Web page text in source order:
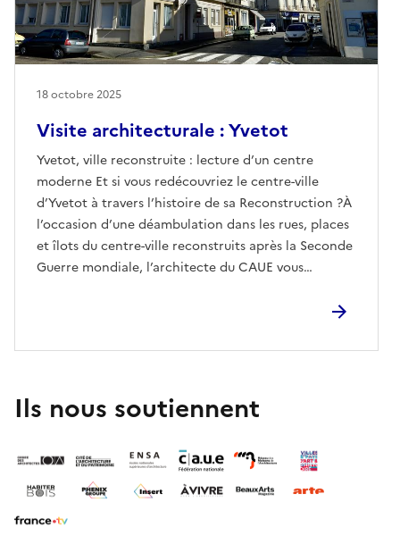
Visite architecturale : Yvetot
Yvetot, ville reconstruite : lecture d’un centre
moderne Et si vous redécouvriez le centre-ville
d’Yvetot à travers l’histoire de sa Reconstruction ?À
l’occasion d’une déambulation dans les rues, places
et îlots du centre-ville reconstruits après la Seconde
Guerre mondiale, l’architecte du CAUE vous
la ville disparue et décryptage des choix
visite révélera comment Yvetot s’est réinventée dans
un esprit de modernité ; comment la ville et ses
alors à un mode de vie « moderne », fonctionnaliste
? Vous venez avec des enfants ?Précisez-le au
moment de votre inscription : un livret d’activités
leur sera remis.Réserver
18 octobre 2025
Ils nous soutiennent